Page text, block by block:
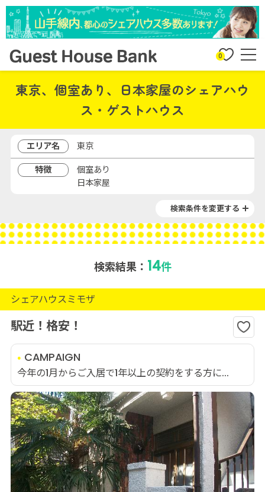
0
東京、個室あり、日本家屋のシェアハウ
ス・ゲストハウス
エリア名
東京
特徴
個室あり
日本家屋
検索条件を変更する
検索結果： 14件
シェアハウスミモザ
駅近！格安！
CAMPAIGN
今年の1月からご入居で1年以上の契約をする方に...